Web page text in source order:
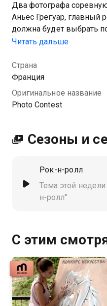
Два фотографа
Аньес Грегуар, главный
должна будет выбрать
можете совершенно
качестве на Казахтелеком
Читать дальше
Страна
Франция
Оригинальное название
Photo Contest
Сезоны и
Рок-н-ролл
Тема этой
н-ролл"
С этим